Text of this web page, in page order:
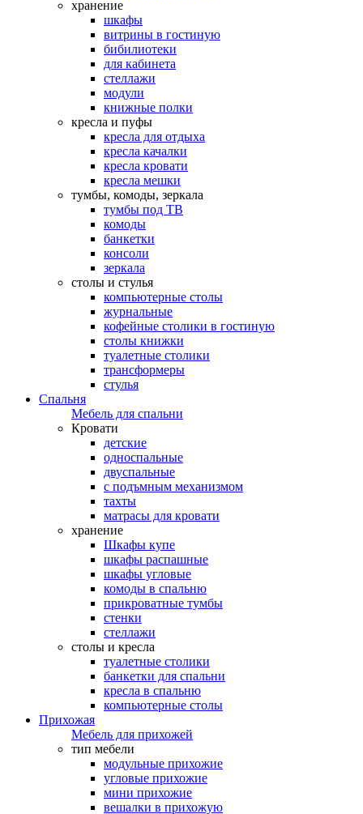
хранение
шкафы
витрины в гостиную
бибилиотеки
для кабинета
стеллажи
модули
книжные полки
кресла и пуфы
кресла для отдыха
кресла качалки
кресла кровати
кресла мешки
тумбы, комоды, зеркала
тумбы под ТВ
комоды
банкетки
консоли
зеркала
столы и стулья
компьютерные столы
журнальные
кофейные столики в гостиную
столы книжки
туалетные столики
трансформеры
стулья
Спальня
Мебель для спальни
Кровати
детские
односпальные
двуспальные
с подъмным механизмом
тахты
матрасы для кровати
хранение
Шкафы купе
шкафы распашные
шкафы угловые
комоды в спальню
прикроватные тумбы
стенки
стеллажи
столы и кресла
туалетные столики
банкетки для спальни
кресла в спальню
компьютерные столы
Прихожая
Мебель для прихожей
тип мебели
модульные прихожие
угловые прихожие
мини прихожие
вешалки в прихожую